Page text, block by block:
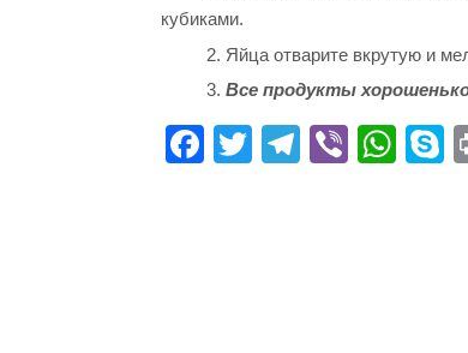
кубиками.
2. Яйца отварите вкрутую и
3. Все продукты
Fa T
Te Vi
W
S